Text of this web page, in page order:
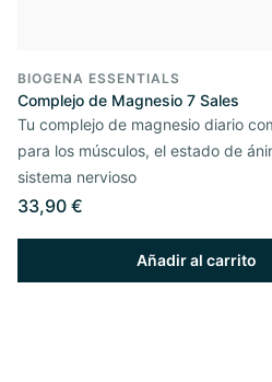
BIOGENA ESSENTIALS
Complejo de Magnesio 7 Sales
Tu complejo de magnesio diario
para los músculos, el estado de
sistema nervioso
33,90 €
Añadir al carrito